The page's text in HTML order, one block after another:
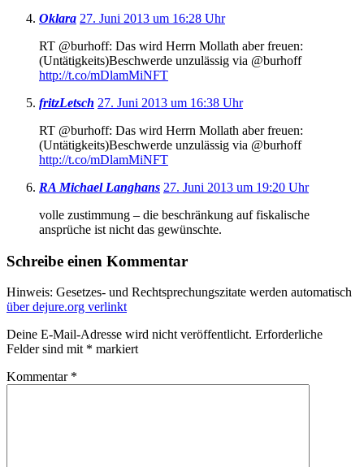
Oklara 27. Juni 2013 um 16:28 Uhr
RT @burhoff: Das wird Herrn Mollath aber freuen:
(Untätigkeits)Beschwerde unzulässig via @burhoff
http://t.co/mDlamMiNFT
fritzLetsch 27. Juni 2013 um 16:38 Uhr
RT @burhoff: Das wird Herrn Mollath aber freuen:
(Untätigkeits)Beschwerde unzulässig via @burhoff
http://t.co/mDlamMiNFT
RA Michael Langhans 27. Juni 2013 um 19:20 Uhr
volle zustimmung – die beschränkung auf fiskalische
ansprüche ist nicht das gewünschte.
Schreibe einen Kommentar
Hinweis: Gesetzes- und Rechtsprechungszitate werden automatisch
über dejure.org verlinkt
Deine E-Mail-Adresse wird nicht veröffentlicht. Erforderliche
Felder sind mit * markiert
Kommentar *